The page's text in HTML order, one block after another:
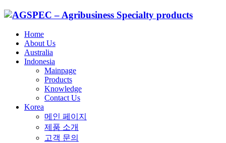
Home
About Us
Australia
Indonesia
Mainpage
Products
Knowledge
Contact Us
Korea
메인 페이지
제품 소개
고객 문의